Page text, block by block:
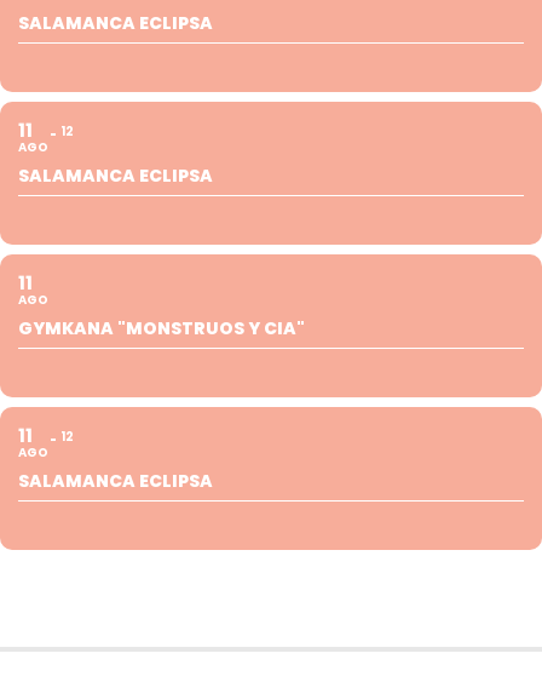
SALAMANCA ECLIPSA
11
AGO
12
SALAMANCA ECLIPSA
11
AGO
GYMKANA "MONSTRUOS Y CIA"
11
AGO
12
SALAMANCA ECLIPSA